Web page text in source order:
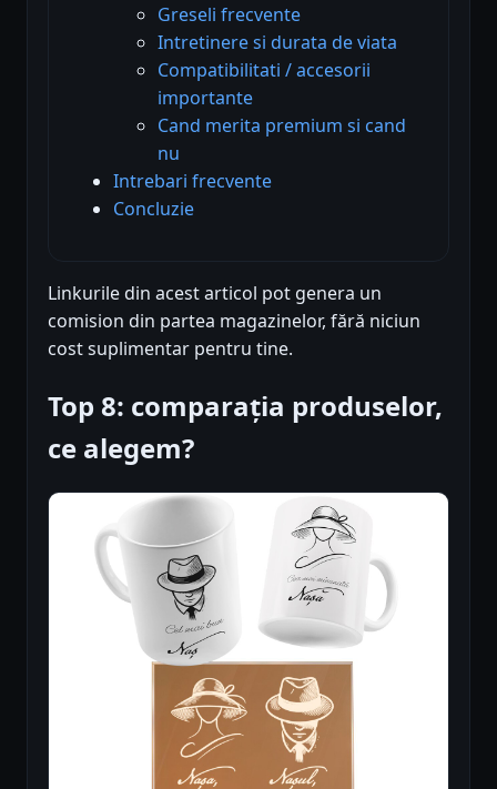
Greseli frecvente
Intretinere si durata de viata
Compatibilitati / accesorii
importante
Cand merita premium si cand
nu
Intrebari frecvente
Concluzie
Linkurile din acest articol pot genera un
comision din partea magazinelor, fără niciun
cost suplimentar pentru tine.
Top 8: comparația produselor,
ce alegem?